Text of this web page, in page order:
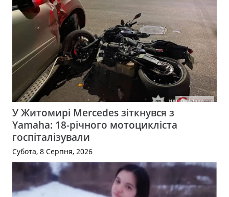
У Житомирі Mercedes зіткнувся з
Yamaha: 18-річного мотоцикліста
госпіталізували
Субота, 8 Серпня, 2026